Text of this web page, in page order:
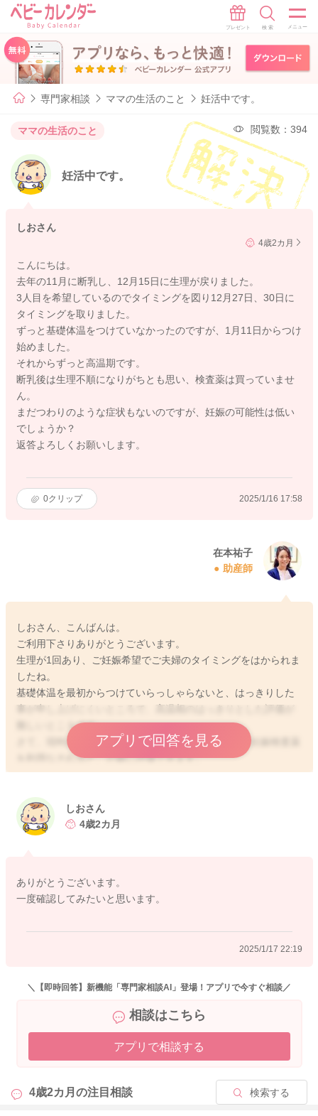
専門家相談 ママの生活のこと 妊活中です。
ママの生活のこと 閲覧数：394
妊活中です。
しおさん
4歳2カ月
こんにちは。
去年の11月に断乳し、12月15日に生理が戻りました。
3人目を希望しているのでタイミングを図り12月27日、30日に
タイミングを取りました。
ずっと基礎体温をつけていなかったのですが、1月11日からつけ
始めました。
それからずっと高温期です。
断乳後は生理不順になりがちとも思い、検査薬は買っていませ
ん。
まだつわりのような症状もないのですが、妊娠の可能性は低い
でしょうか？
返答よろしくお願いします。
0クリップ 2025/1/16 17:58
在本祐子
助産師
しおさん、こんばんは。
ご利用下さりありがとうございます。
生理が1回あり、ご妊娠希望でご夫婦のタイミングをはかられま
したね。
基礎体温を最初からつけていらっしゃらないと、はっきりした
難しいところです。
さて、現時点には、最終夫婦生活日から、3週間後に妊娠検査薬
を利用なされると、正確に評価できます。
確かに、月経再開後は生理が不安定になりやすいですので、調
アプリで回答を見る
しおさん
4歳2カ月
ありがとうございます。
一度確認してみたいと思います。
2025/1/17 22:19
＼【即時回答】新機能「専門家相談AI」登場！アプリで今すぐ相談／
相談はこちら
アプリで相談する
4歳2カ月の注目相談 検索する